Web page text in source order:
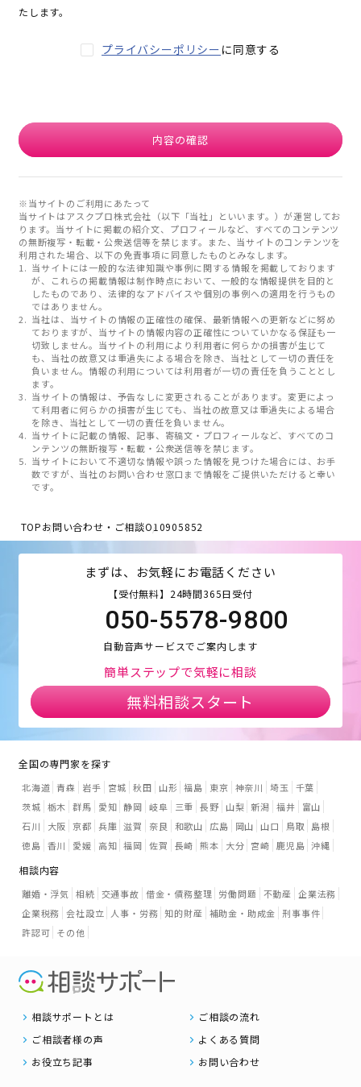
たします。
プライバシーポリシー に同意する
内容の確認
※当サイトのご利用にあたって
当サイトはアスクプロ株式会社（以下「当社」といいます。）が運営してお
ります。当サイトに掲載の紹介文、プロフィールなど、すべてのコンテンツ
の無断複写・転載・公衆送信等を禁じます。また、当サイトのコンテンツを
利用された場合、以下の免責事項に同意したものとみなします。
当サイトには一般的な法律知識や事例に関する情報を掲載しております
が、これらの掲載情報は制作時点において、一般的な情報提供を目的と
したものであり、法律的なアドバイスや個別の事例への適用を行うもの
ではありません。
当社は、当サイトの情報の正確性の確保、最新情報への更新などに努め
ておりますが、当サイトの情報内容の正確性についていかなる保証も一
切致しません。当サイトの利用により利用者に何らかの損害が生じて
も、当社の故意又は重過失による場合を除き、当社として一切の責任を
負いません。情報の利用については利用者が一切の責任を負うこととし
ます。
当サイトの情報は、予告なしに変更されることがあります。変更によっ
て利用者に何らかの損害が生じても、当社の故意又は重過失による場合
を除き、当社として一切の責任を負いません。
当サイトに記載の情報、記事、寄稿文・プロフィールなど、すべてのコ
ンテンツの無断複写・転載・公衆送信等を禁じます。
当サイトにおいて不適切な情報や誤った情報を見つけた場合には、お手
数ですが、当社のお問い合わせ窓口まで情報をご提供いただけると幸い
です。
TOPお問い合わせ・ご相談O10905852
まずは、お気軽にお電話ください
【受付無料】24時間365日受付
050-5578-9800
自動音声サービスでご案内します
簡単ステップで気軽に相談
無料相談スタート
全国の専門家を探す
北海道 青森 岩手 宮城 秋田 山形 福島 東京 神奈川 埼玉
千葉
茨城 栃木 群馬 愛知 静岡 岐阜 三重 長野 山梨 新潟 福井
富山
石川
大阪 京都 兵庫 滋賀 奈良 和歌山 広島 岡山 山口 鳥取
島根
徳島 香川 愛媛 高知 福岡 佐賀 長崎 熊本 大分 宮崎 鹿児島 沖縄
相談内容
離婚・浮気 相続 交通事故 借金・債務整理 労働問題 不動産 企業法務
企業税務 会社設立 人事・労務 知的財産 補助金・助成金 刑事事件
許認可 その他
相談サポートとは
ご相談の流れ
ご相談者様の声
よくある質問
お役立ち記事
お問い合わせ